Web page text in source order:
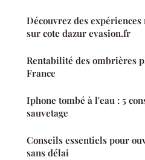
Découvrez des
sur cote dazur evasion.fr
Rentabilité des ombrières
France
Iphone tombé à l'eau : 5
sauvetage
Conseils essentiels pour
sans délai